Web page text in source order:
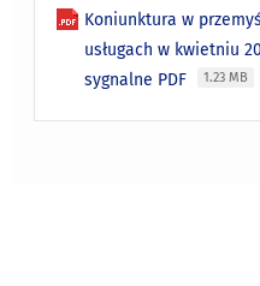
Koniunktura w
usługach w kwietniu
sygnalne PDF
1.23 MB